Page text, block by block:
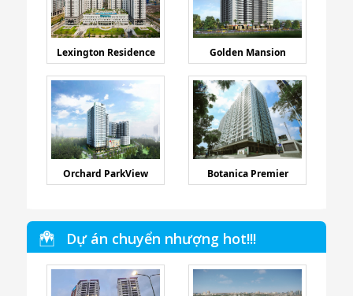
Lexington Residence Golden Mansion
Orchard ParkView Botanica Premier
Dự án chuyển nhượng hot!!!